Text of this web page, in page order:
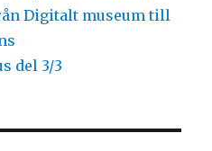
Digitalt museum till
del 3/3